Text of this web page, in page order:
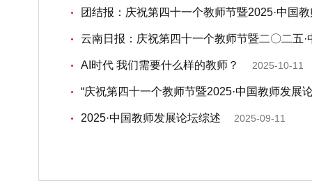
团结报：庆祝第四十一个教师节暨2025·中国
云南日报：庆祝第四十一个教师节暨二〇二五
AI时代 我们需要什么样的教师？ 2025-10-11
“庆祝第四十一个教师节暨2025·中国教师发展
2025·中国教师发展论坛综述 2025-09-11